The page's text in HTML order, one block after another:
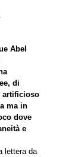
Abel
di
artificioso
ma in
dove
e
lettera da